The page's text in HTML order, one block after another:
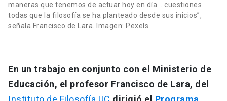
maneras que tenemos de actuar hoy en día... cuestiones
todas que la filosofía se ha planteado desde sus inicios”,
señala Francisco de Lara. Imagen: Pexels.
En un trabajo en conjunto con el Ministerio de
Educación, el profesor Francisco de Lara, del